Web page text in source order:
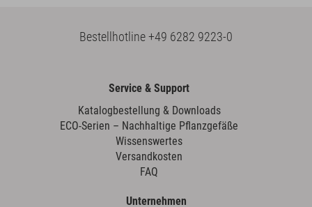
Bestellhotline+49 6282 9223-0
Service & Support
Katalogbestellung & Downloads
ECO-Serien – Nachhaltige Pflanzgefäße
Wissenswertes
Versandkosten
FAQ
Unternehmen